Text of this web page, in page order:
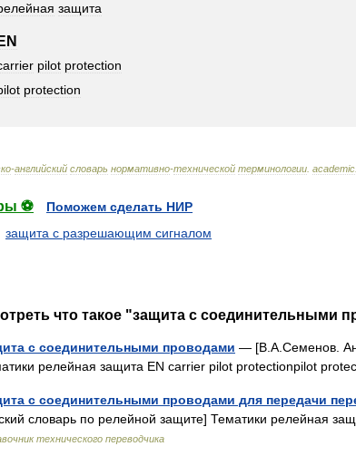
защита
EN
pilot protection
protection
-английский словарь нормативно-технической терминологии academic
⚽
Поможем сделать НИР
защита с разрешающим сигналом
что такое "защита с соединительными
с соединительными проводами — [В.А.Семенов.
релейная защита EN carrier pilot protectionpilot
с соединительными проводами для передачи
словарь по релейной защите] Тематики релейная
технического переводчика